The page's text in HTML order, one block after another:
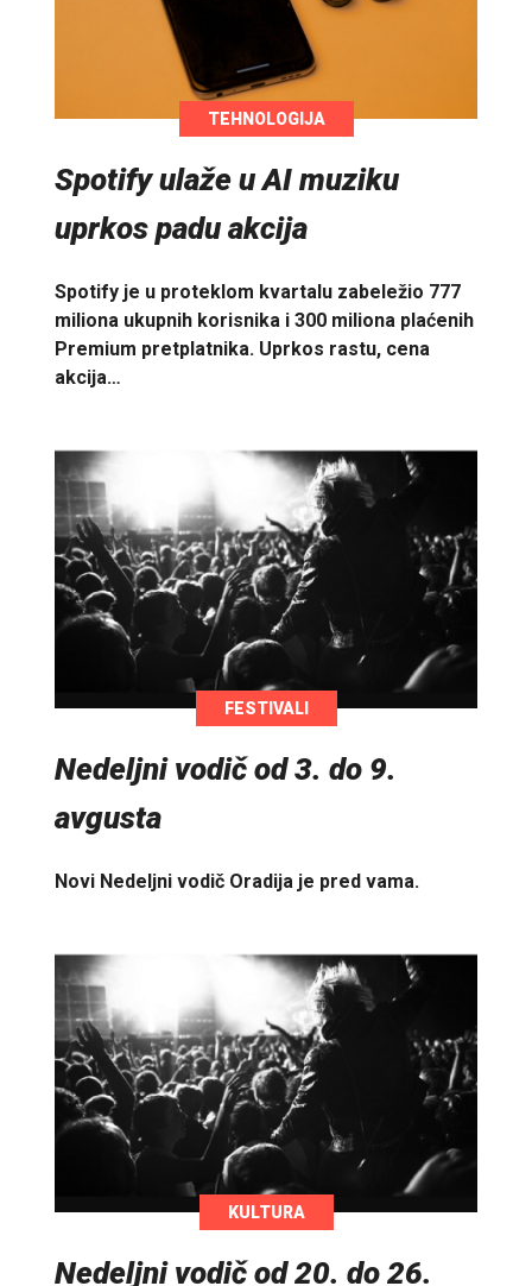
TEHNOLOGIJA
Spotify ulaže u AI muziku
uprkos padu akcija
Spotify je u proteklom kvartalu zabeležio 777
miliona ukupnih korisnika i 300 miliona plaćenih
Premium pretplatnika. Uprkos rastu, cena
akcija…
FESTIVALI
Nedeljni vodič od 3. do 9.
avgusta
Novi Nedeljni vodič Oradija je pred vama.
KULTURA
Nedeljni vodič od 20. do 26.